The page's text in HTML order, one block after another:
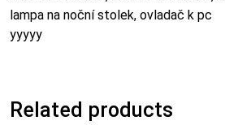
lampa na noční stolek, ovladač k pc
yyyyy
Related products